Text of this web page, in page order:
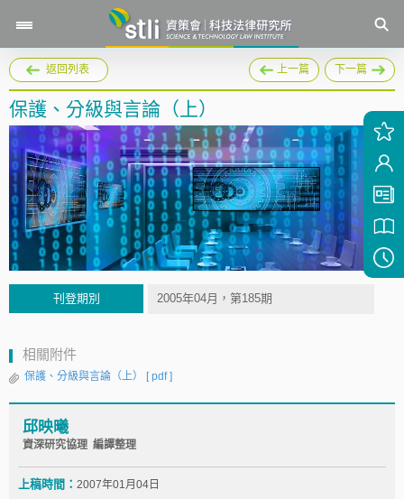
返回列表 上一篇 下一篇
保護、分級與言論（上）
刊登期別 2005年04月，第185期
相關附件
保護、分級與言論（上） [ pdf ]
邱映曦
資深研究協理 編譯整理
上稿時間： 2007年01月04日